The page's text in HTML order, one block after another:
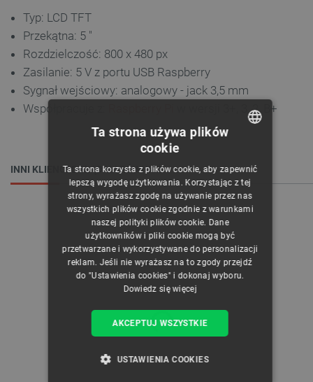
Typ: LCD TFT
Przekątna: 5 "
Rozdzielczość: 800 x 480 px
Zasilanie: 5 V z portu USB Raspberry
Sygnał wejściowy: analogowy - jack 3,5 mm
Współpracuje z:
w wersji 3+, 3, 2, B+
INNI KLIENCI OGLĄDALI RÓWNIEŻ:
CZECH
ENGLISH
GERMAN
Ta strona używa plików
cookie
Ta strona korzysta z plików cookie, aby zapewnić
lepszą wygodę użytkowania. Korzystając z tej
strony, wyrażasz zgodę na używanie przez nas
wszystkich plików cookie zgodnie z warunkami
naszej polityki plików cookie. Dane
użytkowników i pliki cookie mogą być
przetwarzane i wykorzystywane do personalizacji
reklam. Jeśli nie wyrażasz na to zgody przejdź
do "Ustawienia cookies" i dokonaj wyboru.
Dowiedz się więcej
AKCEPTUJ WSZYSTKIE
USTAWIENIA COOKIES